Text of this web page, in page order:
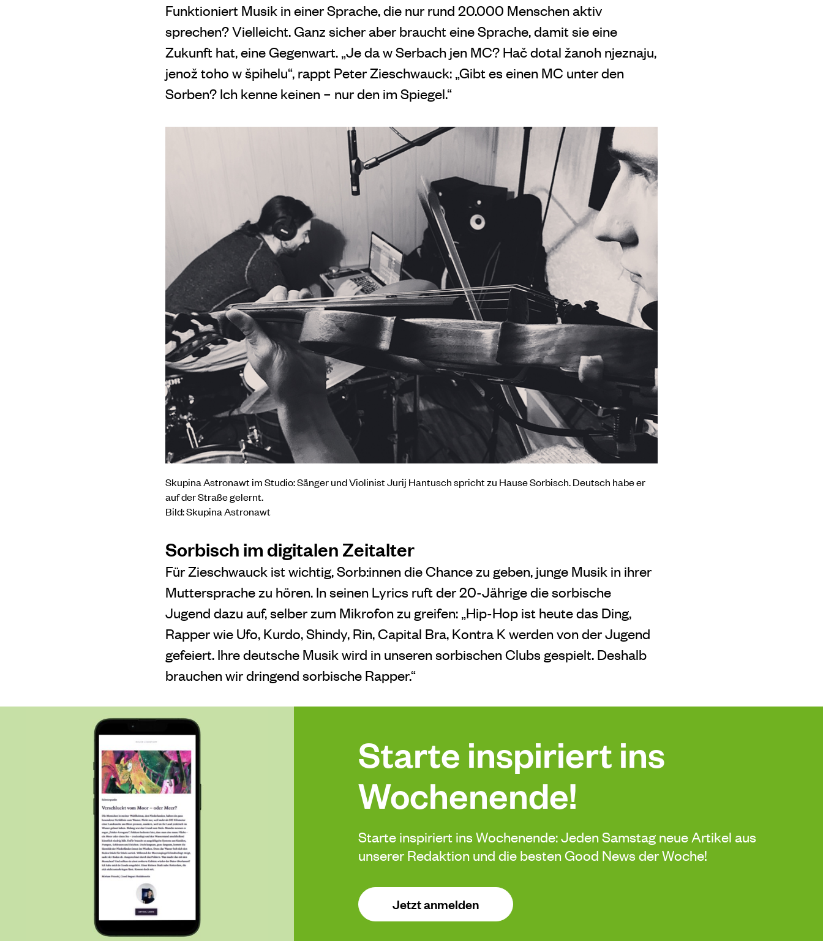
Funktioniert Musik in einer Sprache, die nur rund 20.000 Menschen aktiv
sprechen? Vielleicht.Ganz sicher aber braucht eine Sprache, damit sie eine
Zukunft hat, eine Gegenwart. „Je da w Serbach jen MC? Hač dotal žanoh njeznaju,
jenož toho w špihelu“, rappt Peter Zieschwauck: „Gibt es einen MC unter den
Sorben? Ich kenne keinen – nur den im Spiegel.“
Skupina Astronawt im Studio: Sänger und ViolinistJurij Hantusch spricht zu Hause Sorbisch. Deutsch habe er
auf der Straße gelernt.
Bild: Skupina Astronawt
Sorbisch im digitalen Zeitalter
FürZieschwauck ist wichtig, Sorb:innen die Chance zu geben, junge Musik in ihrer
Muttersprache zu hören. In seinen Lyrics ruft der 20-Jährige die sorbische
Jugend dazu auf, selber zum Mikrofon zu greifen: „Hip-Hop ist heute das Ding,
Rapper wie Ufo, Kurdo, Shindy, Rin, Capital Bra, Kontra K werden von der Jugend
gefeiert. Ihre deutsche Musik wird in unseren sorbischen Clubs gespielt. Deshalb
brauchen wir dringend sorbische Rapper.“
Starte inspiriert ins
Wochenende!
Starte inspiriert ins Wochenende: Jeden Samstag neue Artikel aus
unserer Redaktion und die besten Good News der Woche!
Jetzt anmelden